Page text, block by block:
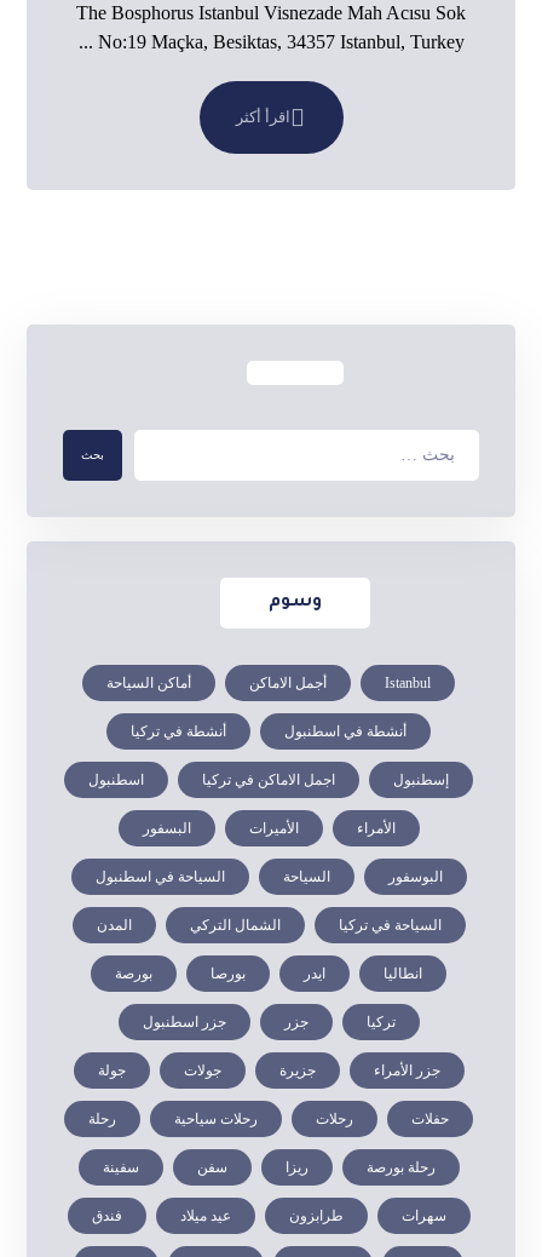
The Bosphorus Istanbul Visnezade Mah Acısu Sok
No:19 Maçka, Besiktas, 34357 Istanbul, Turkey ...
اقرأ أكثر
وسوم
Istanbul أجمل الاماكن أماكن السياحة
أنشطة في اسطنبول أنشطة في تركيا
إسطنبول اجمل الاماكن في تركيا اسطنبول
الأمراء الأميرات البسفور
البوسفور السياحة السياحة في اسطنبول
السياحة في تركيا الشمال التركي المدن
انطاليا ايدر بورصا بورصة
تركيا جزر جزر اسطنبول
جزر الأمراء جزيرة جولات جولة
حفلات رحلات رحلات سياحية رحلة
رحلة بورصة ريزا سفن سفينة
سهرات طرابزون عيد ميلاد فندق